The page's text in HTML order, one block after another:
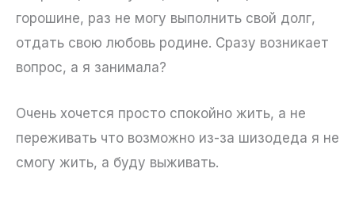
горошине, раз не могу выполнить свой долг,
отдать свою любовь родине. Сразу возникает
вопрос, а я занимала?
Очень хочется просто спокойно жить, а не
переживать что возможно из-за шизодеда я не
смогу жить, а буду выживать.